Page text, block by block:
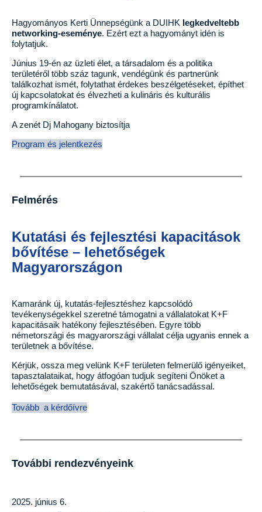
Hagyományos Kerti Ünnepségünk a DUIHK legkedveltebb
networking-eseménye. Ezért ezt a hagyományt idén is
folytatjuk.
Június 19-én az üzleti élet, a társadalom és a politika
területéről több száz tagunk, vendégünk és partnerünk
találkozhat ismét, folytathat érdekes beszélgetéseket, építhet
új kapcsolatokat és élvezheti a kulináris és kulturális
programkínálatot.
A zenét Dj Mahogany biztosítja
Program és jelentkezés
Felmérés
Kutatási és fejlesztési kapacitások
bővítése – lehetőségek
Magyarországon
Kamaránk új, kutatás-fejlesztéshez kapcsolódó
tevékenységekkel szeretné támogatni a vállalatokat K+F
kapacitásaik hatékony fejlesztésében. Egyre több
németországi és magyarországi vállalat célja ugyanis ennek a
területnek a bővítése.
Kérjük, ossza meg velünk K+F területen felmerülő igényeiket,
tapasztalataikat, hogy átfogóan tudjuk segíteni Önöket a
lehetőségek bemutatásával, szakértő tanácsadással.
Tovább a kérdőívre
További rendezvényeink
2025. június 6.